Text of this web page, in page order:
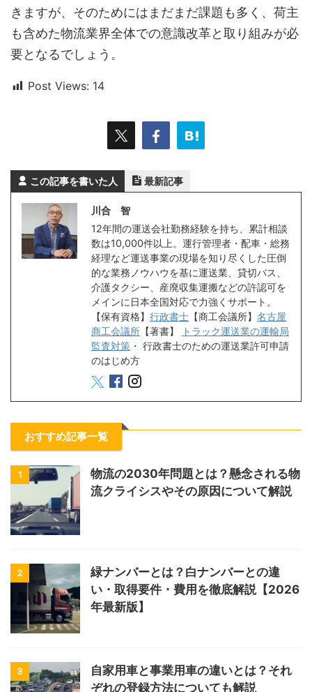
きますが、そのためにはまだまだ課題も多く、荷主
も含めた物流業界全体での意識改革と取り組みが必
要となるでしょう。
Post Views: 14
この記事を書いた人 最新記事
川合 智
12年間の運送会社勤務経験を持ち、累計相談
数は10,000件以上。運行管理者・配車・総務
経理など運送事業の現場を知り尽くした圧倒
的な業務ノウハウを基に運送業、貸切バス、
介護タクシー、産廃収集運搬などの許認可を
メインに日本全国対応で力強くサポート。
【保有資格】 行政書士 【商工会議所】 名古屋
商工会議所 【著書】
トラック運送業の運輸局
監査対策 ・ 行政書士のための運送業許可申請
のはじめ方
おすすめ記事一覧
1
物流の2030年問題とは？懸念される物
流クライシスやその原因について解説
2
緑ナンバーとは？白ナンバーとの違
い・取得要件・費用を徹底解説【2026
年最新版】
3
自家用車と事業用車の違いとは？それ
ぞれの登録方法についても解説